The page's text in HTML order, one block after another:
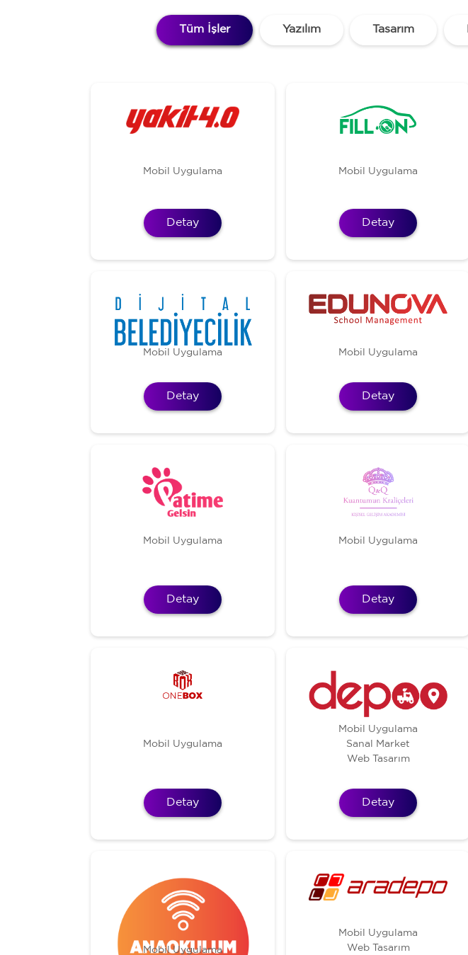
Tüm İşler Yazılım Tasarım
Mobil Uygulama
Detay
Mobil Uygulama
Detay
Mobil Uygulama
Detay
Mobil Uygulama
Detay
Mobil Uygulama
Detay
Mobil Uygulama
Detay
Mobil Uygulama
Detay
Mobil Uygulama
Sanal Market
Web Tasarım
Detay
Mobil Uygulama
Mobil Uygulama
Web Tasarım